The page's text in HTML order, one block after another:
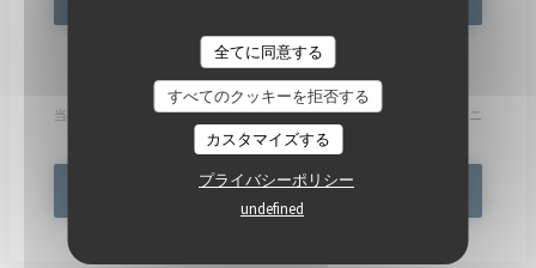
全てに同意する
すべてのクッキーを拒否する
カスタマイズする
プライバシーポリシー
undefined
ニュースレター*
当社のニュースレターを購読し、当社からのEメールによる個別コミュニ
ケーションやマーケティングオファーを受け取る。
登録する